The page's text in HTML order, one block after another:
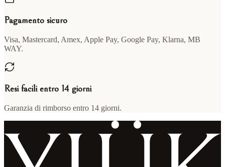
Pagamento sicuro
Visa, Mastercard, Amex, Apple Pay, Google Pay, Klarna, MB
WAY.
Resi facili entro 14 giorni
Garanzia di rimborso entro 14 giorni.